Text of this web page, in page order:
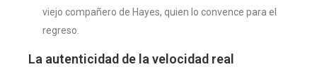
viejo compañero de Hayes, quien lo convence para el
regreso.
La autenticidad de la velocidad real